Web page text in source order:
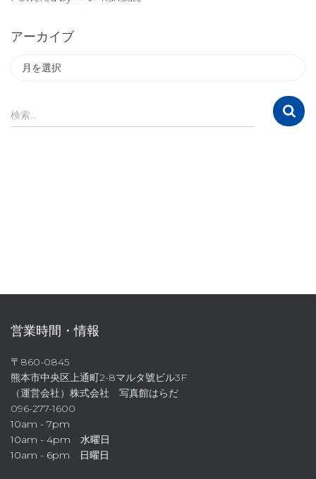
アーカイブ
イ
ブ
検
索
検索…
営業時間・情報
〒860-0845
熊本市中央区上通町2-8マルタ號ビル3F
（運営会社）株式会社 写真館はらだ
096-277-1600
10am - 7pm
10am - 4pm 水曜日
10am - 6pm 日曜日